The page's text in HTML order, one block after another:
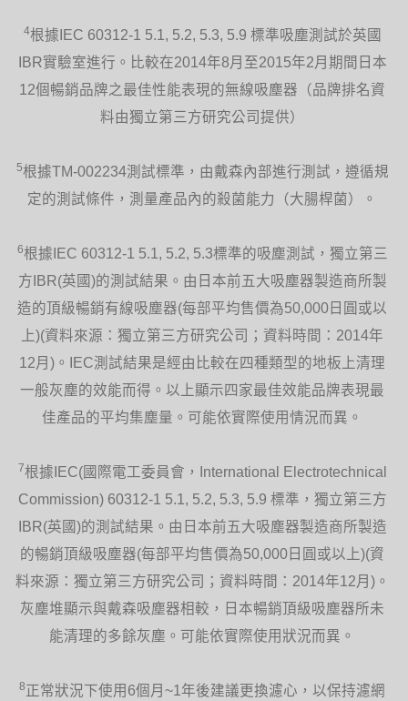
4根據IEC 60312-1 5.1, 5.2, 5.3, 5.9 標準吸塵測試於英國
IBR實驗室進行。比較在2014年8月至2015年2月期間日本
12個暢銷品牌之最佳性能表現的無線吸塵器（品牌排名資
料由獨立第三方研究公司提供）
5根據TM-002234測試標準，由戴森內部進行測試，遵循規
定的測試條件，測量產品內的殺菌能力（大腸桿菌）。
6根據IEC 60312-1 5.1, 5.2, 5.3標準的吸塵測試，獨立第三
方IBR(英國)的測試結果。由日本前五大吸塵器製造商所製
造的頂級暢銷有線吸塵器(每部平均售價為50,000日圓或以
上)(資料來源：獨立第三方研究公司；資料時間：2014年
12月)。IEC測試結果是經由比較在四種類型的地板上清理
一般灰塵的效能而得。以上顯示四家最佳效能品牌表現最
佳產品的平均集塵量。可能依實際使用情況而異。
7根據IEC(國際電工委員會，International Electrotechnical
Commission) 60312-1 5.1, 5.2, 5.3, 5.9 標準，獨立第三方
IBR(英國)的測試結果。由日本前五大吸塵器製造商所製造
的暢銷頂級吸塵器(每部平均售價為50,000日圓或以上)(資
料來源：獨立第三方研究公司；資料時間：2014年12月)。
灰塵堆顯示與戴森吸塵器相較，日本暢銷頂級吸塵器所未
能清理的多餘灰塵。可能依實際使用狀況而異。
8正常狀況下使用6個月~1年後建議更換濾心，以保持濾網